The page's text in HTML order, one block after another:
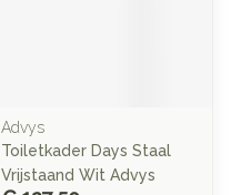
Advys
Toiletkader Days Staal
Vrijstaand Wit Advys